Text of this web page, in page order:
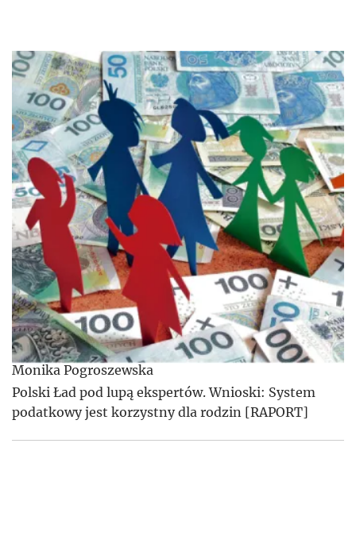
Monika Pogroszewska
Polski Ład pod lupą ekspertów. Wnioski: System
podatkowy jest korzystny dla rodzin [RAPORT]